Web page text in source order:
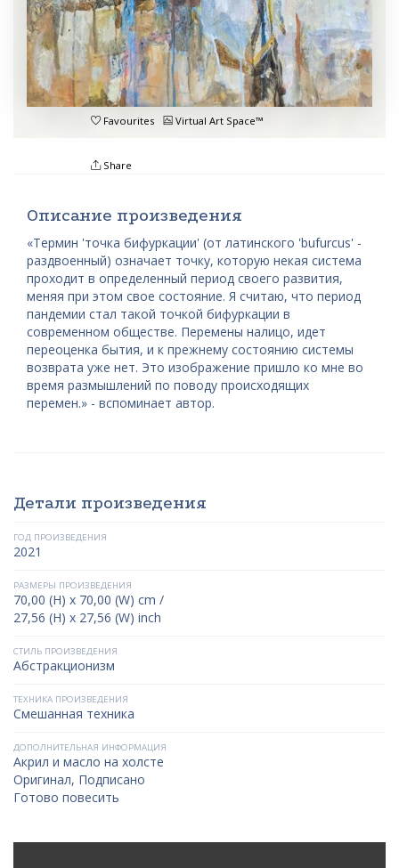
Favourites Virtual Art Space™
Share
Описание произведения
«Термин 'точка бифуркации' (от латинского 'bufurcus' -
раздвоенный) означает точку, которую некая система
проходит в определенный период своего развития,
меняя при этом свое состояние. Я считаю, что период
пандемии стал такой точкой бифуркации в
современном обществе. Перемены налицо, идет
переоценка бытия, и к прежнему состоянию системы
возврата уже нет. Это изображение пришло ко мне во
время размышлений по поводу происходящих
перемен.» - вспоминает автор.
Детали произведения
ГОД ПРОИЗВЕДЕНИЯ
2021
РАЗМЕРЫ ПРОИЗВЕДЕНИЯ
70,00 (H) x 70,00 (W) cm /
27,56 (H) x 27,56 (W) inch
СТИЛЬ ПРОИЗВЕДЕНИЯ
Абстракционизм
ТЕХНИКА ПРОИЗВЕДЕНИЯ
Смешанная техника
ДОПОЛНИТЕЛЬНАЯ ИНФОРМАЦИЯ
Акрил и масло на холсте
Оригинал, Подписано
Готово повесить